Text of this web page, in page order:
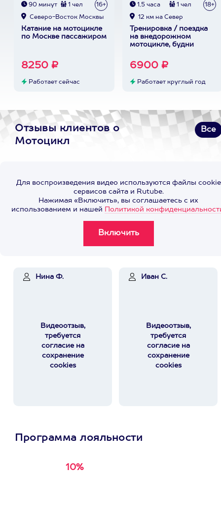
90 минут 1 чел 16+
Северо-Восток Москвы
Катание на мотоцикле
по Москве пассажиром
8250 ₽
Работает сейчас
1,5 часа 1 чел 18+
12 км на Север
Тренировка / поездка
на внедорожном
мотоцикле, будни
6900 ₽
Работает круглый год
Отзывы клиентов о
Мотоцикл
Все
Для воспроизведения видео используются файлы cookie
сервисов сайта и Rutube.
Нажимая «Включить», вы соглашаетесь с их
использованием и нашей Политикой
Нина Ф.
Видеоотзыв,
требуется
согласие на
сохранение
cookies
Иван С.
Видеоотзыв,
требуется
согласие на
сохранение
cookies
Программа лояльности
10%